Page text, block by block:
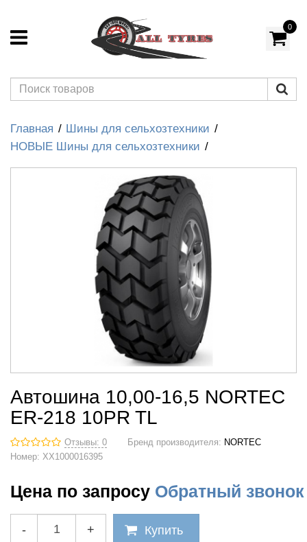
0
Главная
Шины для сельхозтехники
НОВЫЕ Шины для сельхозтехники
Автошина 10,00-16,5 NORTEC
ER-218 10PR TL
Отзывы: 0 Бренд производителя: NORTEC
Номер: XX1000016395
Цена по запросу Обратный звонок
- + Купить